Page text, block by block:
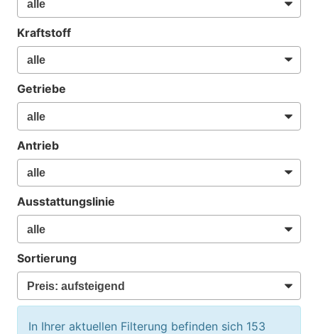
Kraftstoff
Getriebe
Antrieb
Ausstattungslinie
Sortierung
In Ihrer aktuellen Filterung befinden sich 153